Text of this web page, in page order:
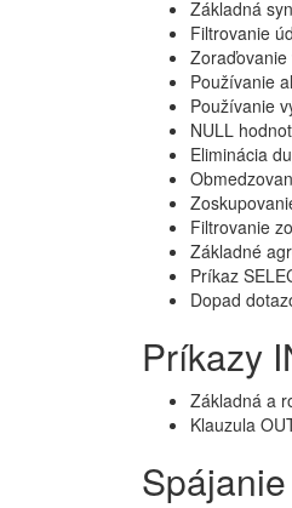
Základná
Filtrovanie
Zoraďovanie
Používanie
Používanie
NULL
Eliminácia
Filtrovanie
Základné
Príkaz
Dopad
Príkazy
Základná a
Klauzula